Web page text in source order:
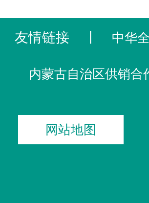
友情链接 中华
内蒙古自治区供销合
网站地图